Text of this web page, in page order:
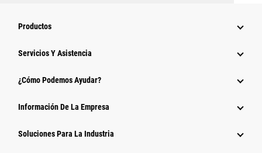
Productos
Servicios Y Asistencia
¿Cómo Podemos Ayudar?
Información De La Empresa
Soluciones Para La Industria